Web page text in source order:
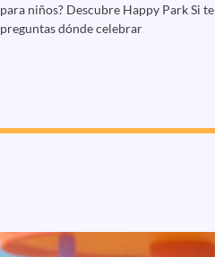
para niños? Descubre Happy Park Si te
preguntas dónde celebrar